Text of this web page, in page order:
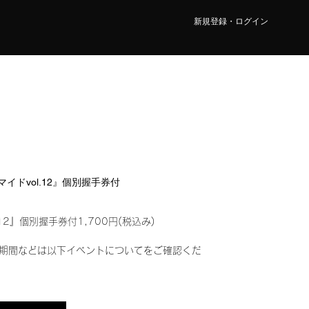
新規登録・ログイン
イドvol.12』個別握手券付
』個別握手券付1,700円(税込み)
間などは以下イベントについてをご確認くだ